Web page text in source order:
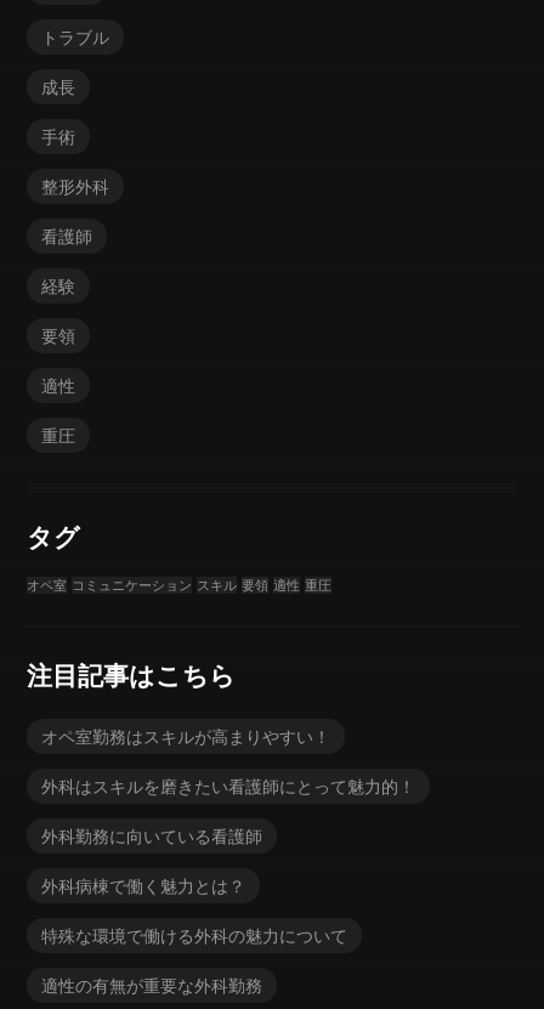
トラブル
成長
手術
整形外科
看護師
経験
要領
適性
重圧
タグ
オペ室 コミュニケーション スキル 要領 適性 重圧
注目記事はこちら
オペ室勤務はスキルが高まりやすい！
外科はスキルを磨きたい看護師にとって魅力的！
外科勤務に向いている看護師
外科病棟で働く魅力とは？
特殊な環境で働ける外科の魅力について
適性の有無が重要な外科勤務